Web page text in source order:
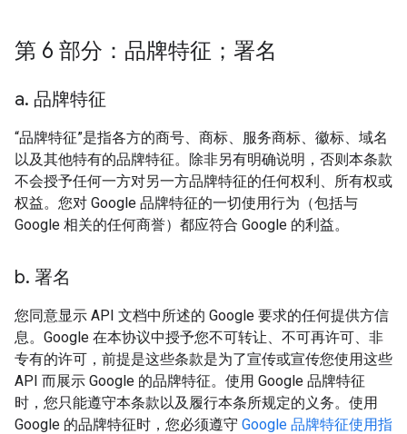
第 6 部分：品牌特征；署名
a. 品牌特征
“品牌特征”是指各方的商号、商标、服务商标、徽标、域名
以及其他特有的品牌特征。除非另有明确说明，否则本条款
不会授予任何一方对另一方品牌特征的任何权利、所有权或
权益。您对 Google 品牌特征的一切使用行为（包括与
Google 相关的任何商誉）都应符合 Google 的利益。
b. 署名
您同意显示 API 文档中所述的 Google 要求的任何提供方信
息。Google 在本协议中授予您不可转让、不可再许可、非
专有的许可，前提是这些条款是为了宣传或宣传您使用这些
API 而展示 Google 的品牌特征。使用 Google 品牌特征
时，您只能遵守本条款以及履行本条所规定的义务。使用
Google 的品牌特征时，您必须遵守 Google 品牌特征使用指